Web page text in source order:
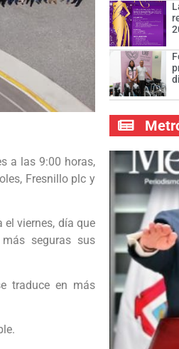
a las 9:00 horas,
Fresnillo plc y
viernes, día que
seguras sus
traduce en más